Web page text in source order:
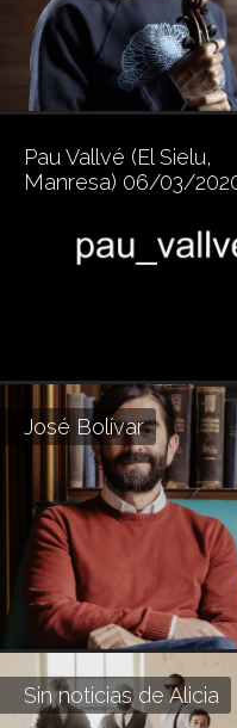
Pau Vallvé (El Sielu,
Manresa) 06/03/
José Bolívar
Sin noticias de Alicia